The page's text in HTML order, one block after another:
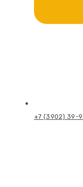
+7 (3902) 39-